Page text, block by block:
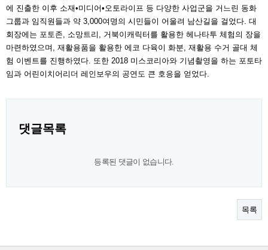
에 진출한 이후 소재•미디어•오토라이프 등 다양한 사업군을 거느린 동화
그룹과 임직원들과 약 3,000여명의 시민들이 어울려 남산길을 걸었다. 대
회장에는 포토존, 소망트리, 거북이캐릭터를 활용한 헤나타투 체험의 장을
마련하였으며, 재활용품을 활용한 에코 다육이 화분, 재활용 수거 골대 체
험 이벤트를 진행하였다. 또한 2018 미스코리아와 기념촬영을 하는 포토타
임과 어린이치어리더 레인보우의 공연도 큰 호응을 얻었다.
댓글목록
등록된 댓글이 없습니다.
목록